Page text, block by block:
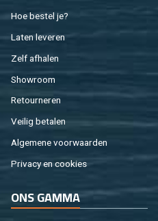
Hoe be­stel je?
Laten le­ve­ren
Zelf af­ha­len
Show­room
Re­tour­ne­ren
Vei­lig be­ta­len
Al­ge­me­ne voor­waar­den
Pri­va­cy en coo­kies
ONS GAMMA